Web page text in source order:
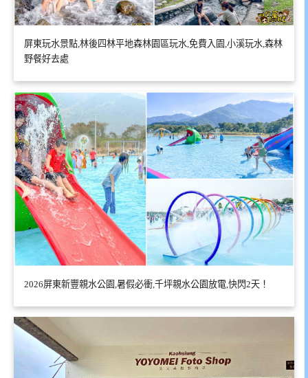
屏東玩水景點,林後四林平地森林園區玩水,免費入園,小溪玩水,森林
野餐好去處
2026屏東新豐親水公園,暑假必衝,千坪親水公園放電,快閃2天！